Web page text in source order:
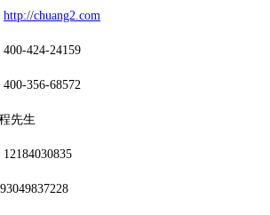
http://chuang2.com
424-24159
356-68572
先生